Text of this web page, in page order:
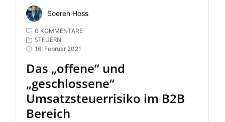
Soeren Hoss
0 KOMMENTARE
STEUERN
16. Februar 2021
Das „offene“ und
„geschlossene“
Umsatzsteuerrisiko im B2B
Bereich